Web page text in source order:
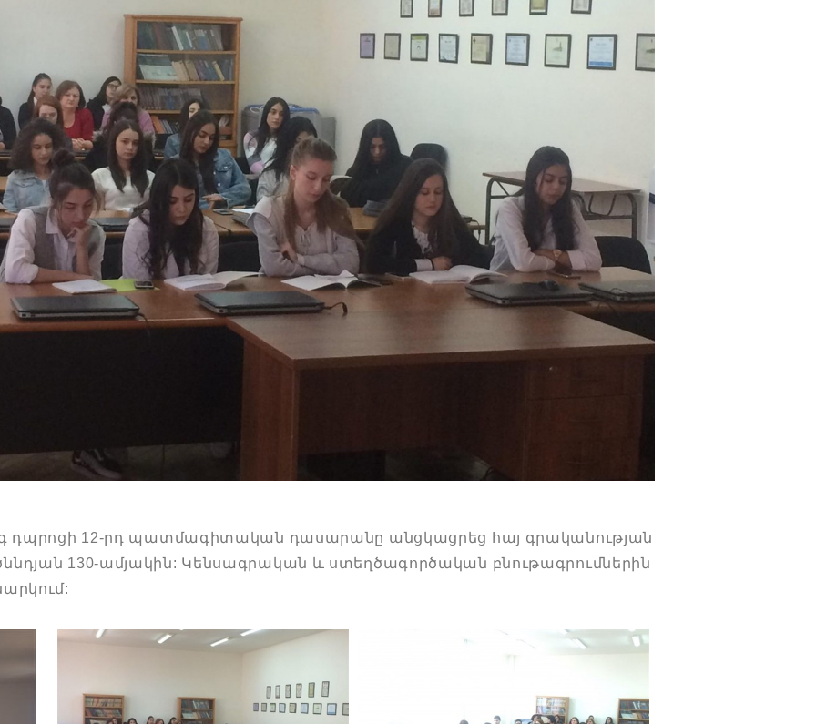
դպրոցի 12-րդ պատմագիտական դասարանը անցկացրեց հայ գրականության
130-ամյակին: Կենսագրական և ստեղծագործական բնութագրումներին